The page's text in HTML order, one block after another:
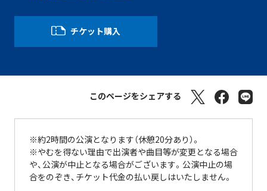
チケット購入
このページをシェアする
※約2時間の公演となります（休憩20分あり）。
※やむを得ない理由で出演者や曲目等が変更となる場合
や、公演が中止となる場合がございます。公演中止の場
合をのぞき、チケット代金の払い戻しはいたしません。